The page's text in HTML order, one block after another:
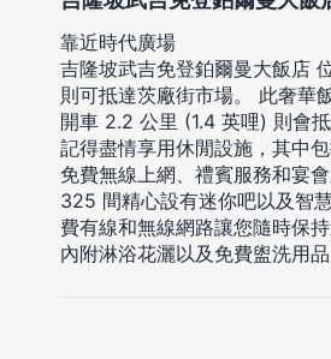
靠近時代廣場
吉隆坡武吉免登鉑爾曼大飯店
則可抵達茨廠街市場。 此奢華
開車 2.2 公里 (1.4 英哩) 則會抵
記得盡情享用休閒設施，其中
免費無線上網、禮賓服務和宴會
325 間精心設有迷你吧以及智
費有線和無線網路讓您隨時保
內附淋浴花灑以及免費盥洗用